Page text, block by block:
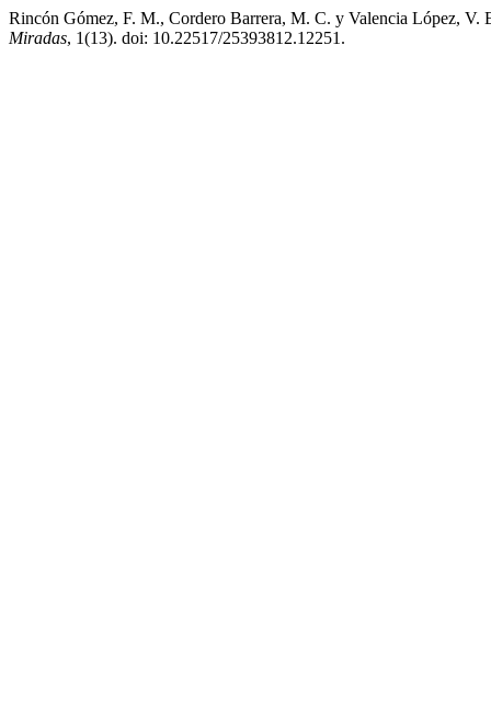
Rincón Gómez, F. M., Cordero Barrera, M. C. y Valencia López,
Miradas, 1(13). doi: 10.22517/25393812.12251.